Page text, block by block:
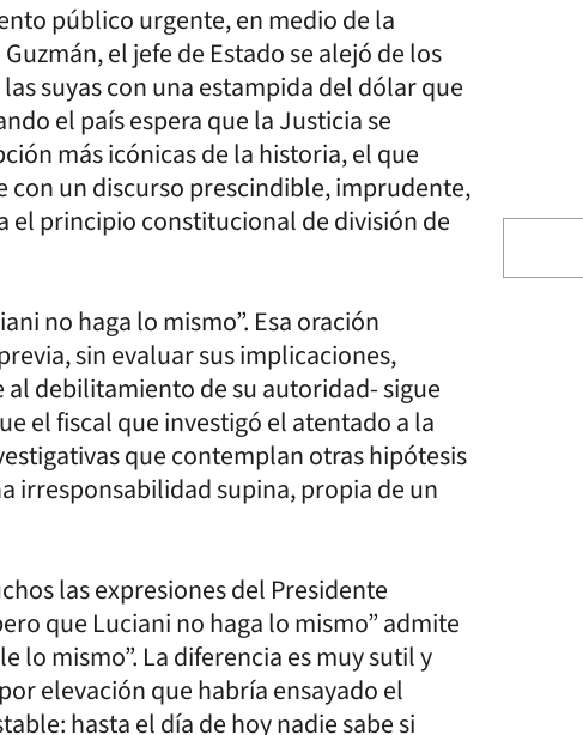
público urgente, en medio de la
el jefe de Estado se alejó de los
suyas con una estampida del dólar que
el país espera que la Justicia se
más icónicas de la historia, el que
con un discurso prescindible, imprudente,
principio constitucional de división de
no haga lo mismo”. Esa oración
sin evaluar sus implicaciones,
debilitamiento de su autoridad- sigue
el fiscal que investigó el atentado a la
que contemplan otras hipótesis
irresponsabilidad supina, propia de un
las expresiones del Presidente
que Luciani no haga lo mismo” admite
lo mismo”. La diferencia es muy sutil y
elevación que habría ensayado el
hasta el día de hoy nadie sabe si